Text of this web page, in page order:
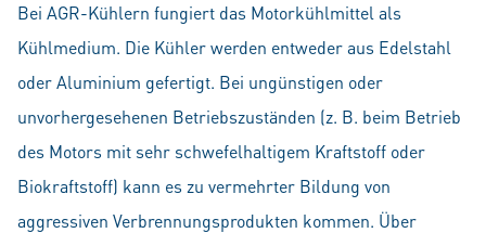
Bei AGR-Kühlern fungiert das Motorkühlmittel als
Kühlmedium. Die Kühler werden entweder aus Edelstahl
oder Aluminium gefertigt. Bei ungünstigen oder
unvorhergesehenen Betriebszuständen (z. B. beim Betrieb
des Motors mit sehr schwefelhaltigem Kraftstoff oder
Biokraftstoff) kann es zu vermehrter Bildung von
aggressiven Verbrennungsprodukten kommen. Über